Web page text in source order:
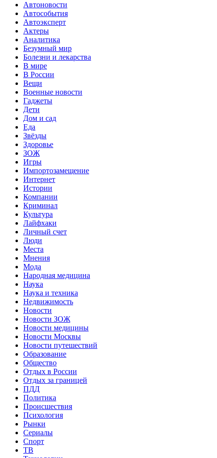
Автоновости
Автособытия
Автоэксперт
Актеры
Аналитика
Безумный мир
Болезни и лекарства
В мире
В России
Вещи
Военные новости
Гаджеты
Дети
Дом и сад
Еда
Звёзды
Здоровье
ЗОЖ
Игры
Импортозамещение
Интернет
Истории
Компании
Криминал
Культура
Лайфхаки
Личный счет
Люди
Места
Мнения
Мода
Народная медицина
Наука
Наука и техника
Недвижимость
Новости
Новости ЗОЖ
Новости медицины
Новости Москвы
Новости путешествий
Образование
Общество
Отдых в России
Отдых за границей
ПДД
Политика
Происшествия
Психология
Рынки
Сериалы
Спорт
ТВ